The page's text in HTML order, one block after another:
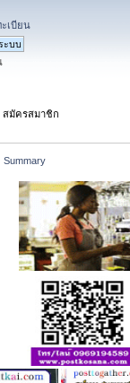
ะเบียน
สมัครสมาชิก
Summary